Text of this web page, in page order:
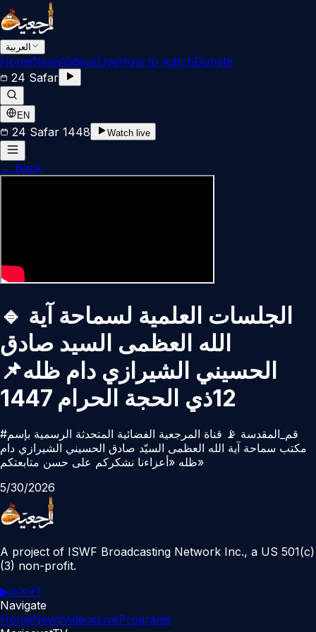
العربية
HomeNewsVideosLiveHow to watchDonate
24 Safar
EN
24 Safar 1448 Watch live
← Back
🔹 الجلسات العلمیة لسماحة آیة
الله العظمی السید صادق
الحسیني الشیرازي دام ظله📌
12ذي الحجة الحرام 1447
#قم_المقدسة 📡 قناة المرجعية الفضائية المتحدثة الرسمية بإسم
مكتب سماحة آية الله العظمى السيّد صادق الحسيني الشيرازي دام
ظله «أعزاءنا نشكركم على حسن متابعتكم»
5/30/2026
A project of ISWF Broadcasting Network Inc., a US 501(c)
(3) non-profit.
▶◎✕✈f
Navigate
HomeNewsVideosLivePrograms